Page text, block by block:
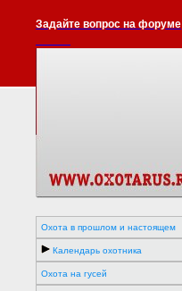
Задайте вопрос на форуме
Охота в прошлом и настоящем
Календарь охотника
Охота на гусей